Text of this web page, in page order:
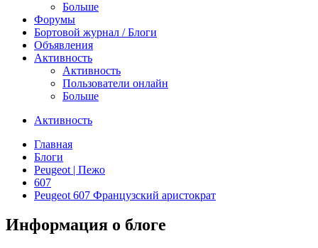
Больше
Форумы
Бортовой журнал / Блоги
Объявления
Активность
Активность
Пользователи онлайн
Больше
Активность
Главная
Блоги
Peugeot | Пежо
607
Peugeot 607 Французский аристократ
Информация о блоге